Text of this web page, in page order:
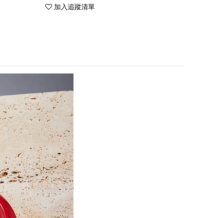
加入追蹤清單